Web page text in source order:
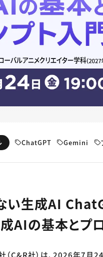
ChatGPT Gemini
い生成AI
AIの基本とプ
（C&R社）は、2026年7月24